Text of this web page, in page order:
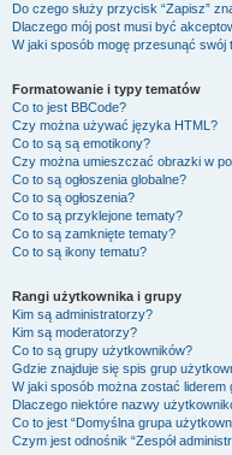
Do czego służy przycisk “Zapisz”
Dlaczego mój post musi być
W jaki sposób mogę przesunąć swój
Formatowanie i typy tematów
Co to jest BBCode?
Czy można używać języka HTML?
Co to są są emotikony?
Czy można umieszczać obrazki w
Co to są ogłoszenia globalne?
Co to są ogłoszenia?
Co to są przyklejone tematy?
Co to są zamknięte tematy?
Co to są ikony tematu?
Rangi użytkownika i grupy
Kim są administratorzy?
Kim są moderatorzy?
Co to są grupy użytkowników?
Gdzie znajduje się spis grup
W jaki sposób można zostać liderem
Dlaczego niektóre nazwy
Co to jest “Domyślna grupa
Czym jest odnośnik “Zespół